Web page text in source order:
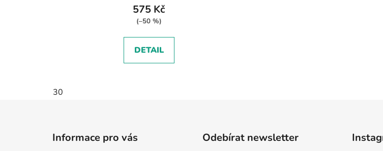
575 Kč
(–50 %)
DETAIL
30
Informace pro vás Odebírat newsletter